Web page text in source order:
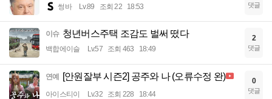
썽바 Lv.89 조회 22 18:53 댓글
이슈 청년버스주택 조감도 벌써 떴다
백합에이슬 Lv.57 조회 463 18:49
2
댓글
연예 [안원잘부 시즌2] 공주와 나 (오류수정 완)
아이스티이 Lv.32 조회 228 18:44
0
댓글